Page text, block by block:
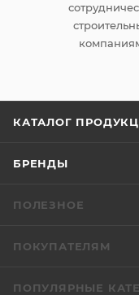
КАТАЛОГ
БРЕНДЫ
ПОЛЕЗНОЕ
ПОКУПАТЕЛЯМ
ПОПУЛЯРНЫЕ